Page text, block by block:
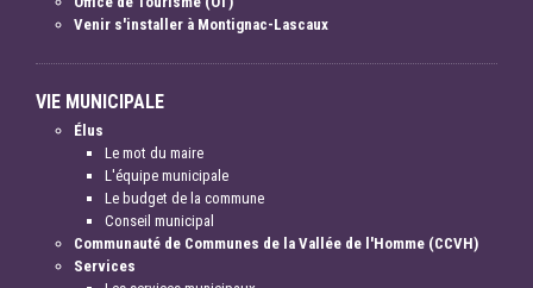
Venir s'installer à Montignac-Lascaux
VIE MUNICIPALE
Élus
Le mot du maire
L'équipe municipale
Le budget de la commune
Conseil municipal
Communauté de Communes de la Vallée de l'Homme (CCVH)
Services